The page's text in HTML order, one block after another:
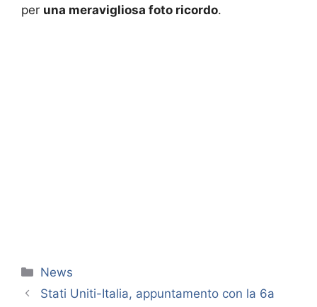
per una meravigliosa foto ricordo.
Categorie
News
Stati Uniti-Italia, appuntamento con la 6a